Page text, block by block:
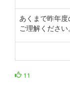
あくまで昨年
ご理解ください。
11